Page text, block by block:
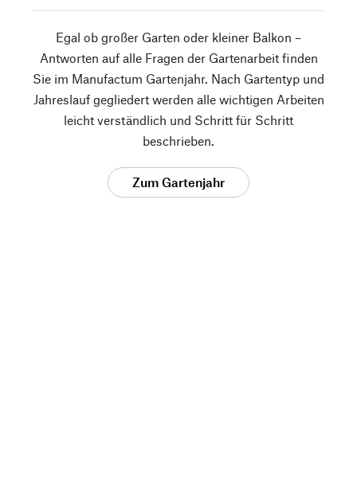
Egal ob großer Garten oder kleiner Balkon –
Antworten auf alle Fragen der Gartenarbeit finden
Sie im Manufactum Gartenjahr. Nach Gartentyp und
Jahreslauf gegliedert werden alle wichtigen Arbeiten
leicht verständlich und Schritt für Schritt
beschrieben.
Zum Gartenjahr